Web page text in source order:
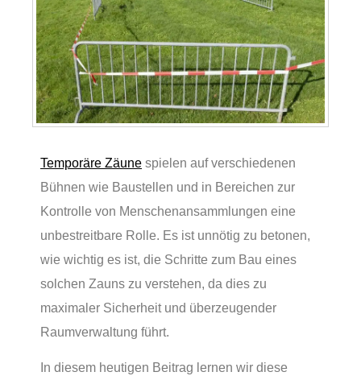
Temporäre Zäune spielen auf verschiedenen
Bühnen wie Baustellen und in Bereichen zur
Kontrolle von Menschenansammlungen eine
unbestreitbare Rolle. Es ist unnötig zu betonen,
wie wichtig es ist, die Schritte zum Bau eines
solchen Zauns zu verstehen, da dies zu
maximaler Sicherheit und überzeugender
Raumverwaltung führt.
In diesem heutigen Beitrag lernen wir diese